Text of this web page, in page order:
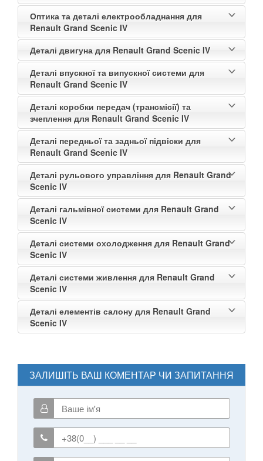
Оптика та деталі електрообладнання для
Renault Grand Scenic IV
Деталі двигуна для Renault Grand Scenic IV
Деталі впускної та випускної системи для
Renault Grand Scenic IV
Деталі коробки передач (трансмісії) та
зчеплення для Renault Grand Scenic IV
Деталі передньої та задньої підвіски для
Renault Grand Scenic IV
Деталі рульового управління для Renault Grand
Scenic IV
Деталі гальмівної системи для Renault Grand
Scenic IV
Деталі системи охолодження для Renault Grand
Scenic IV
Деталі системи живлення для Renault Grand
Scenic IV
Деталі елементів салону для Renault Grand
Scenic IV
ЗАЛИШІТЬ ВАШ КОМЕНТАР ЧИ ЗАПИТАННЯ